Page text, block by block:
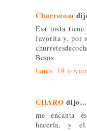
Churretosa
Esa tosta
favorita y, por
Besos
lunes, 18
CHARO dijo...
me encanta
hacerla, y el